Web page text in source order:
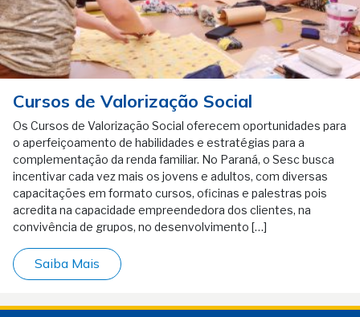
Cursos de Valorização Social
Os Cursos de Valorização Social oferecem oportunidades para
o aperfeiçoamento de habilidades e estratégias para a
complementação da renda familiar. No Paraná, o Sesc busca
incentivar cada vez mais os jovens e adultos, com diversas
capacitações em formato cursos, oficinas e palestras pois
acredita na capacidade empreendedora dos clientes, na
convivência de grupos, no desenvolvimento […]
Saiba Mais